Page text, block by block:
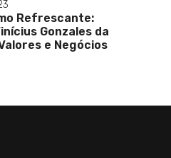
Refrescante:
Gonzales da
e Negócios